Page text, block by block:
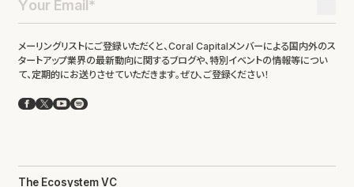
メーリングリストにご登録いただくと、Coral Capitalメンバーによる国内外のス
タートアップ業界の最新動向に関するブログや、特別イベントの情報等につい
て、定期的にお送りさせていただきます。ぜひ、ご登録ください！
Facebook
X YouTube
Spotify
The Ecosystem VC